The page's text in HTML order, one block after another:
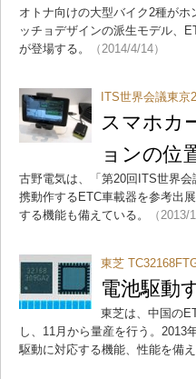
オトナ向けの大型バイク2種が
ッチョデザインの派生モデル、
が登場する。
（2014/4/14）
ITS世界会議東京
スマホカ
ョンの位
古野電気は、「第20回ITS世界
携動作するETC車載器を参考出
する機能も備えている。
（2013/
東芝
電池駆動
東芝は、中国の
し、11月から量産を行う。2013
駆動に対応する機能、性能を備え